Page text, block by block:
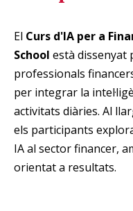
El Curs d'IA per a
School està dissenyat
professionals
per integrar la
activitats diàries. Al
els participants
IA al sector financer,
orientat a resultats.